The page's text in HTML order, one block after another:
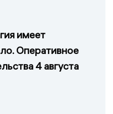
имеет
Оперативное
4 августа